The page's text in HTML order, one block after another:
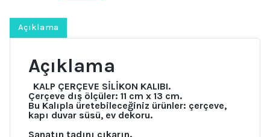
Mum
Kalıbı
adet
Açıklama
Açıklama
KALP ÇERÇEVE SİLİKON KALIBI.
Çerçeve dış ölçüler: 11 cm x 13 cm.
Bu Kalıpla üretebileceğiniz ürünler: çerçeve,
kapı duvar süsü, ev dekoru.
Sanatın tadını çıkarın.